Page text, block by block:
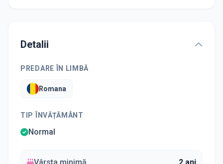
Detalii
PREDARE ÎN LIMBĂ
Romana
TIP ÎNVĂȚĂMÂNT
Normal